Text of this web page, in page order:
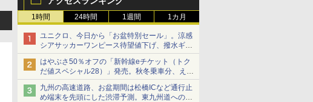
1時間 24時間 1週間 1カ月
ユニクロ、今日から「お盆特別セール」。涼感
シアサッカーワンピース待望値下げ、撥水ギア
ショーツは1990円に
はやぶさ50％オフの「新幹線eチケット（トク
だ値スペシャル28）」発売。秋冬乗車分、えき
ねっと限定
九州の高速道路、お盆期間は松橋ICなど通行止
め端末を先頭にした渋滞予測。東九州道への迂